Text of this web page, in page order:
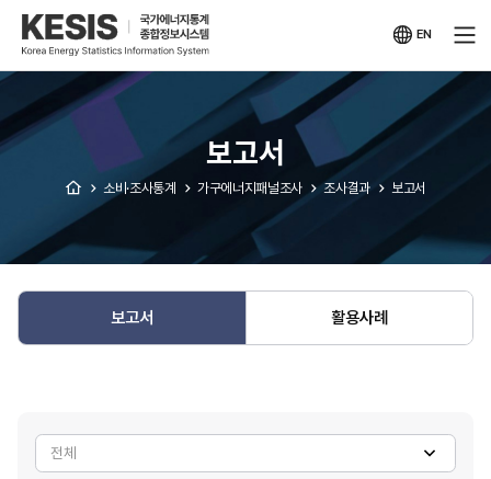
KESIS
국가에너지통계
종합정보시스템
EN
영문
보고서
소비·조사통계 가구에너지패널조사 조사결과 보고서
보고서 활용사례
검색